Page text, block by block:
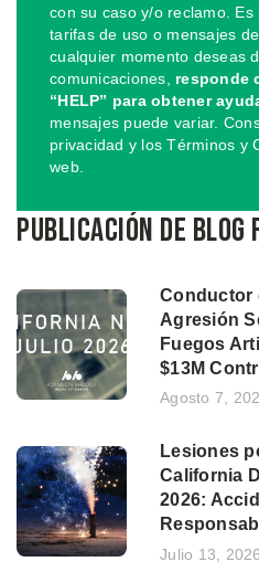
con su caso y/o reclamo.
tarifas de uso o mensajes
cualquier momento deseas
comunicaciones, responde
“HELP” para obtener
mensajes puede variar.
privacidad y los Términos y
web.
Publicación de blog
Conductor
Agresión
Fuegos
$13M
Agosto 7,
Lesiones
California
2026:
Julio 13, 2026